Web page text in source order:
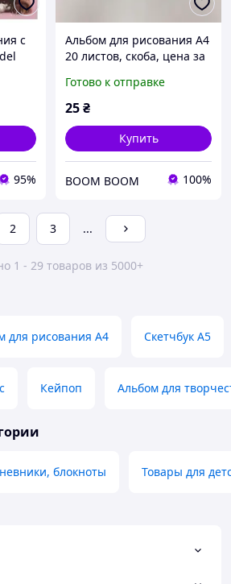
с
95%
Альбом для рисования А4
20 листов, скоба, цена за
Готово к отправке
25₴
Купить
BOOM BOOM 100%
2 3 ...
1 - 29 товаров из 5000+
для рисования А4 Скетчбук А5
Кейпоп Альбом для
блокноты Товары для